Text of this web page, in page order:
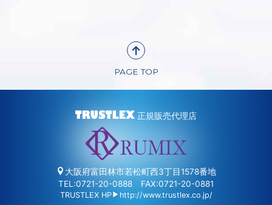
PAGE TOP
正規販売代理店
大阪府富田林市若松町西3丁目1578番地
TEL:0721-20-0888
FAX:0721-20-0881
TRUSTLEX HP http://www.trustlex.co.jp/